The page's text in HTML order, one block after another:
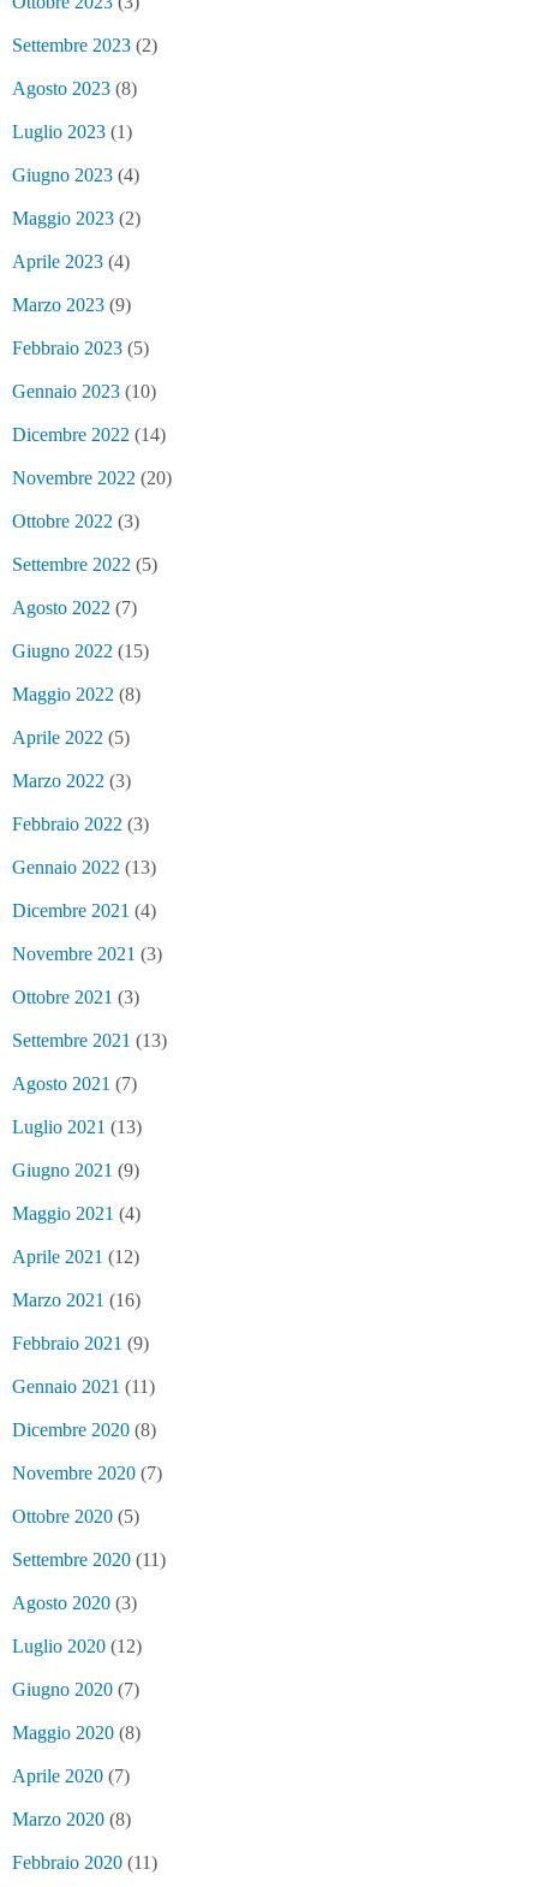
Settembre 2023 (2)
Agosto 2023 (8)
Luglio 2023 (1)
Giugno 2023 (4)
Maggio 2023 (2)
Aprile 2023 (4)
Marzo 2023 (9)
Febbraio 2023 (5)
Gennaio 2023 (10)
Dicembre 2022 (14)
Novembre 2022 (20)
Ottobre 2022 (3)
Settembre 2022 (5)
Agosto 2022 (7)
Giugno 2022 (15)
Maggio 2022 (8)
Aprile 2022 (5)
Marzo 2022 (3)
Febbraio 2022 (3)
Gennaio 2022 (13)
Dicembre 2021 (4)
Novembre 2021 (3)
Ottobre 2021 (3)
Settembre 2021 (13)
Agosto 2021 (7)
Luglio 2021 (13)
Giugno 2021 (9)
Maggio 2021 (4)
Aprile 2021 (12)
Marzo 2021 (16)
Febbraio 2021 (9)
Gennaio 2021 (11)
Dicembre 2020 (8)
Novembre 2020 (7)
Ottobre 2020 (5)
Settembre 2020 (11)
Agosto 2020 (3)
Luglio 2020 (12)
Giugno 2020 (7)
Maggio 2020 (8)
Aprile 2020 (7)
Marzo 2020 (8)
Febbraio 2020 (11)